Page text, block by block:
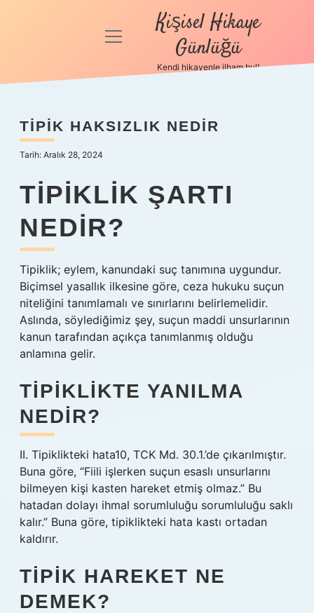
Anasayfa
Politikası
Yasal Uyarı
Hakkımızda
menüyü
Kişisel Hikaye
Günlüğü
Kendi hikayenle ilham bul!
TIPIK HAKSIZLIK NEDIR
Tarih: Aralık 28, 2024
TIPIKLIK ŞARTI
NEDIR?
Tipiklik; eylem, kanundaki suç tanımına uygundur.
Biçimsel yasallık ilkesine göre, ceza hukuku suçun
niteliğini tanımlamalı ve sınırlarını belirlemelidir.
Aslında, söylediğimiz şey, suçun maddi unsurlarının
kanun tarafından açıkça tanımlanmış olduğu
anlamına gelir.
TIPIKLIKTE YANILMA
NEDIR?
II. Tipiklikteki hata10, TCK Md. 30.1.’de çıkarılmıştır.
Buna göre, “Fiili işlerken suçun esaslı unsurlarını
bilmeyen kişi kasten hareket etmiş olmaz.” Bu
hatadan dolayı ihmal sorumluluğu sorumluluğu saklı
kalır.” Buna göre, tipiklikteki hata kastı ortadan
kaldırır.
TIPIK HAREKET NE
DEMEK?